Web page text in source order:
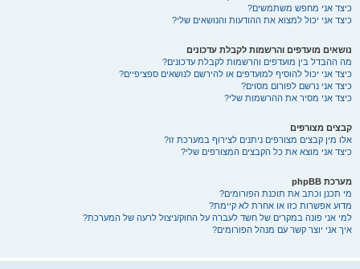
כיצד אני מחפש משתמשים?
כיצד אני יכול למצוא את ההודעות והנושאים שלי?
נושאים מועדפים והרשמות לקבלת עדכונים
מה ההבדל בין מועדפים והרשמות לקבלת עדכונים?
כיצד אני יכול להוסיף למועדפים או להירשם לנושאים ספציפיים?
כיצד אני נרשם לפורום מסוים?
כיצד אני מסיר את ההרשמות שלי?
קבצים מצורפים
אלו מין קבצים מצורפים ניתנים לצירוף במערכת זו?
כיצד אני מוצא את כל הקבצים המצורפים שלי?
מערכת phpBB
מי תכנן וכתב את תוכנת הפורומים?
מדוע אפשרות כזו או אחרת לא קיימת?
למי אני פונה במקרים של חשד לעברה על החוק/ניצול לרעה של המערכת?
איך אני יוצר קשר עם מנהל הפורומים?